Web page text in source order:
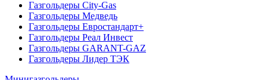
Газгольдеры City-Gas
Газгольдеры Медведь
Газгольдеры Евростандарт+
Газгольдеры Реал Инвест
Газгольдеры GARANT-GAZ
Газгольдеры Лидер ТЭК